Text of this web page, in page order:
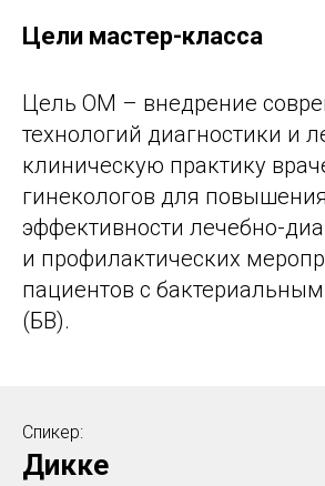
Цели мастер-класса
Цель ОМ – внедрение
технологий диагностики и
клиническую практику
гинекологов для повышения
эффективности лечебно-
и профилактических
пациентов с
(БВ).
Спикер:
Дикке